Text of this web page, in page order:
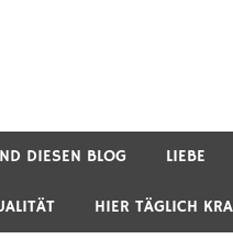
DIESEN BLOG LIEBE
HIER TÄGLICH